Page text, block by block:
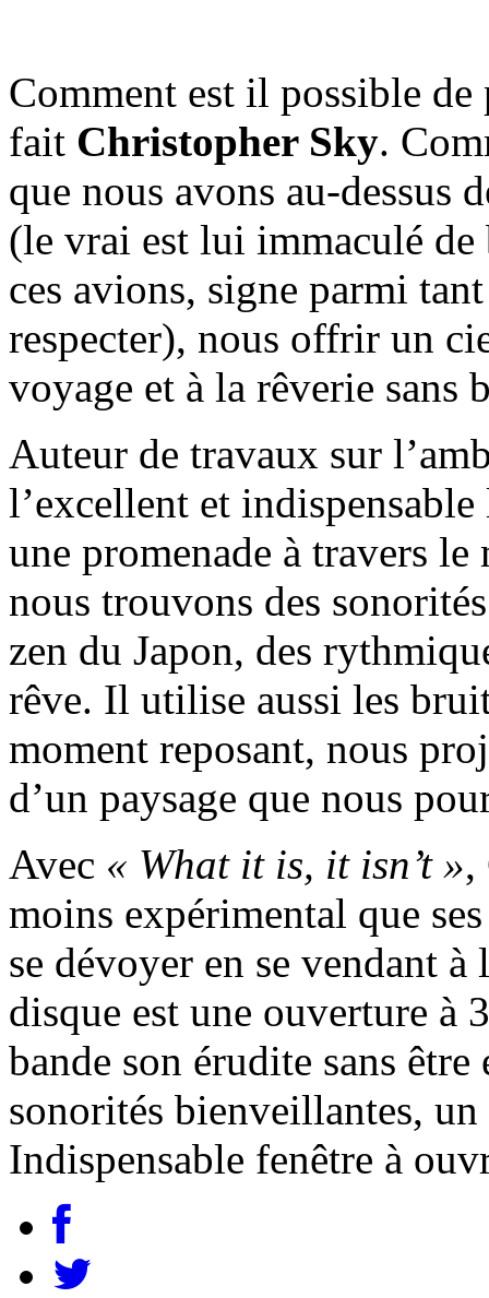
Comment est il possible
fait Christopher Sky.
que nous avons au-dessus
(le vrai est lui immaculé de
ces avions, signe parmi
respecter), nous offrir un
voyage et à la rêverie sans
Auteur de travaux sur
l’excellent et
une promenade à travers
nous trouvons des
zen du Japon, des
rêve. Il utilise aussi les
moment reposant, nous
d’un paysage que nous
Avec « What it is, it isn’t »,
moins expérimental que
se dévoyer en se vendant
disque est une ouverture à
bande son érudite sans
sonorités bienveillantes,
Indispensable fenêtre à